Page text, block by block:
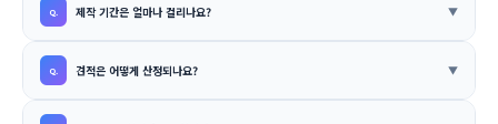
제작 기간은 얼마나 걸리나요?
견적은 어떻게 산정되나요?